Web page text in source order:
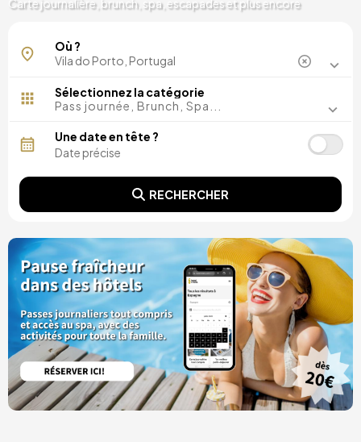
Carte journalière, brunch, spa, escapades et plus encore
Où ?
Sélectionnez la catégorie
Pass journée, Brunch, Spa...
Une date en tête ?
RECHERCHER